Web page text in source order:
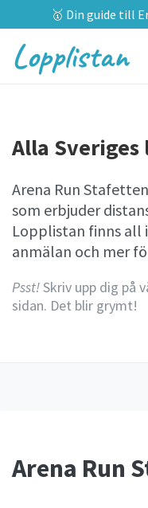
🥇 Din guide till
Lopplistan
Alla
Arena Run
som erbjuder
Lopplistan finns
anmälan och mer
Psst!Skriv upp dig på
sidan. Det blir grymt!
Arena Run